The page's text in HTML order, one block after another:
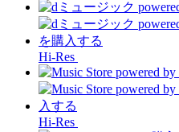
Hi-Res
Hi-Res